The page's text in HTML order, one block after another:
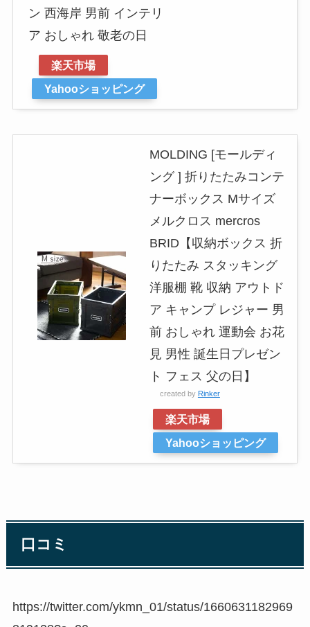
ン 西海岸 男前 インテリ
ア おしゃれ 敬老の日
楽天市場
Yahooショッピング
MOLDING [モールディ
ング ] 折りたたみコンテ
ナーボックス Mサイズ
メルクロス mercros
BRID【収納ボックス 折
りたたみ スタッキング
洋服棚 靴 収納 アウトド
ア キャンプ レジャー 男
前 おしゃれ 運動会 お花
見 男性 誕生日プレゼン
ト フェス 父の日】
created by Rinker
楽天市場
Yahooショッピング
口コミ
https://twitter.com/ykmn_01/status/1660631182969